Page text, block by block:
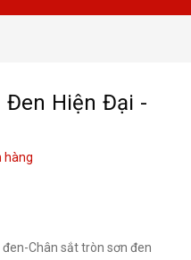
Đen Hiện Đại -
hàng